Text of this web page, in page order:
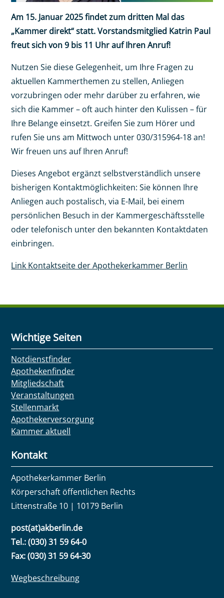
Am 15. Januar 2025 findet zum dritten Mal das
„Kammer direkt“ statt. Vorstandsmitglied Katrin Paul
freut sich von 9 bis 11 Uhr auf Ihren Anruf!
Nutzen Sie diese Gelegenheit, um Ihre Fragen zu
aktuellen Kammerthemen zu stellen, Anliegen
vorzubringen oder mehr darüber zu erfahren, wie
sich die Kammer – oft auch hinter den Kulissen – für
Ihre Belange einsetzt. Greifen Sie zum Hörer und
rufen Sie uns am Mittwoch unter 030/315964-18 an!
Wir freuen uns auf Ihren Anruf!
Dieses Angebot ergänzt selbstverständlich unsere
bisherigen Kontaktmöglichkeiten: Sie können Ihre
Anliegen auch postalisch, via E-Mail, bei einem
persönlichen Besuch in der Kammergeschäftsstelle
oder telefonisch unter den bekannten Kontaktdaten
einbringen.
Link Kontaktseite der Apothekerkammer Berlin
Wichtige Seiten
Notdienstfinder
Apothekenfinder
Mitgliedschaft
Veranstaltungen
Stellenmarkt
Apothekerversorgung
Kammer aktuell
Kontakt
Apothekerkammer Berlin
Körperschaft öffentlichen Rechts
Littenstraße 10 | 10179 Berlin
post(at)akberlin.de
Tel.: (030) 31 59 64-0
Fax: (030) 31 59 64-30
Wegbeschreibung